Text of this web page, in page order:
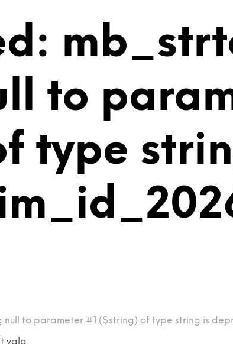
to
type
null to parameter #1 ($string) of type string is